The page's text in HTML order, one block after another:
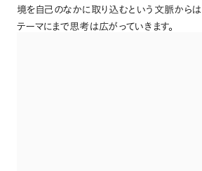
境を自己のなかに取り込むという文脈からは
テーマにまで思考は広がっていきます。